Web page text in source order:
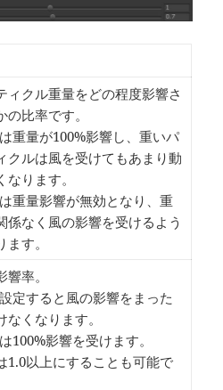
ィクル重量をどの程度影響さ
の比率です。
重量が100%影響し、重いパ
クルは風を受けてもあまり動
なります。
重量影響が無効となり、重
係なく風の影響を受けるよう
ます。
響率。
定すると風の影響をまった
なくなります。
100%影響を受けます。
1.0以上にすることも可能で